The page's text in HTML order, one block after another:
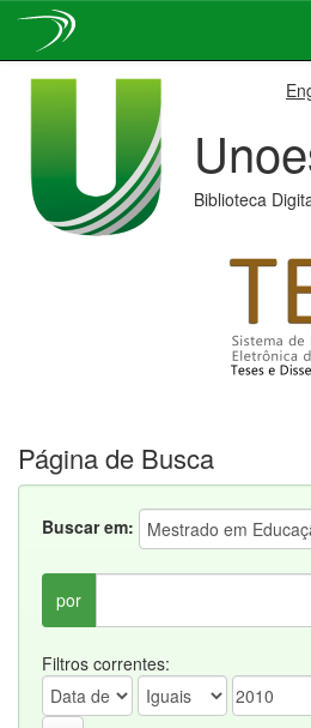
Biblioteca
Página de Busca
Buscar em:
por
Filtros correntes: